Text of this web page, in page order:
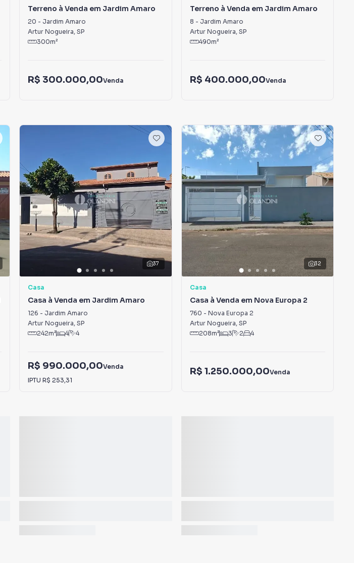
Terreno à Venda em Jardim Amaro
20 - Jardim Amaro
Artur Nogueira, SP
300m²
R$ 300.000,00Venda
Terreno à Venda em Jardim Amaro
8 - Jardim Amaro
Artur Nogueira, SP
490m²
R$ 400.000,00Venda
37
Casa
Casa à Venda em Jardim Amaro
126 - Jardim Amaro
Artur Nogueira, SP
242m² 4 4
R$ 990.000,00Venda
IPTU R$ 253,31
32
Casa
Casa à Venda em Nova Europa 2
760 - Nova Europa 2
Artur Nogueira, SP
208m² 3 2 4
R$ 1.250.000,00Venda